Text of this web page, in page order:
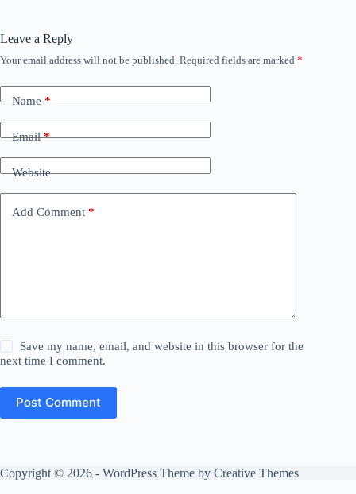
Leave a Reply
Your email address will not be published. Required fields are marked *
Name*
Email*
Website
Add Comment *
Save my name, email, and website in this browser for the
next time I comment.
Post Comment
Copyright © 2026 - WordPress Theme by Creative Themes